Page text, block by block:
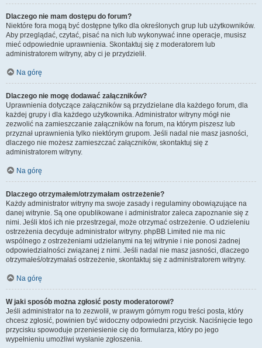
Dlaczego nie mam dostępu do forum?
Niektóre fora mogą być dostępne tylko dla określonych grup lub użytkowników.
Aby przeglądać, czytać, pisać na nich lub wykonywać inne operacje, musisz
mieć odpowiednie uprawnienia. Skontaktuj się z moderatorem lub
administratorem witryny, aby ci je przydzielił.
Na górę
Dlaczego nie mogę dodawać załączników?
Uprawnienia dotyczące załączników są przydzielane dla każdego forum, dla
każdej grupy i dla każdego użytkownika. Administrator witryny mógł nie
zezwolić na zamieszczanie załączników na forum, na którym piszesz lub
przyznał uprawnienia tylko niektórym grupom. Jeśli nadal nie masz jasności,
dlaczego nie możesz zamieszczać załączników, skontaktuj się z
administratorem witryny.
Na górę
Dlaczego otrzymałem/otrzymałam ostrzeżenie?
Każdy administrator witryny ma swoje zasady i regulaminy obowiązujące na
danej witrynie. Są one opublikowane i administrator zaleca zapoznanie się z
nimi. Jeśli ktoś ich nie przestrzegał, może otrzymać ostrzeżenie. O udzieleniu
ostrzeżenia decyduje administrator witryny. phpBB Limited nie ma nic
wspólnego z ostrzeżeniami udzielanymi na tej witrynie i nie ponosi żadnej
odpowiedzialności związanej z nimi. Jeśli nadal nie masz jasności, dlaczego
otrzymałeś/otrzymałaś ostrzeżenie, skontaktuj się z administratorem witryny.
Na górę
W jaki sposób można zgłosić posty moderatorowi?
Jeśli administrator na to zezwolił, w prawym górnym rogu treści posta, który
chcesz zgłosić, powinien być widoczny odpowiedni przycisk. Naciśnięcie tego
przycisku spowoduje przeniesienie cię do formularza, który po jego
wypełnieniu umożliwi wysłanie zgłoszenia.